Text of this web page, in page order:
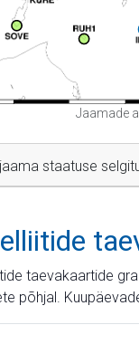
Jaamade
staatuse
taevakaartide
põhjal.